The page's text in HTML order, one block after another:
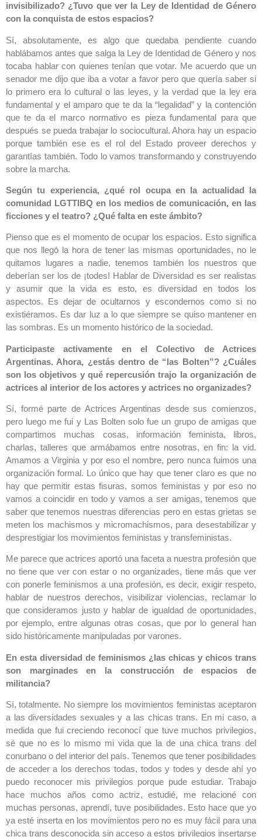
invisibilizado? ¿Tuvo que ver la Ley de Identidad de Género
con la conquista de estos espacios?
Sí, absolutamente, es algo que quedaba pendiente cuando
hablábamos antes que salga la Ley de Identidad de Género y nos
tocaba hablar con quienes tenían que votar. Me acuerdo que un
senador me dijo que iba a votar a favor pero que quería saber si
lo primero era lo cultural o las leyes, y la verdad que la ley era
fundamental y el amparo que te da la “legalidad” y la contención
que te da el marco normativo es pieza fundamental para que
después se pueda trabajar lo sociocultural. Ahora hay un espacio
porque también ese es el rol del Estado proveer derechos y
garantías también. Todo lo vamos transformando y construyendo
sobre la marcha.
Según tu experiencia, ¿qué rol ocupa en la actualidad la
comunidad LGTTIBQ en los medios de comunicación, en las
ficciones y el teatro? ¿Qué falta en este ámbito?
Pienso que es el momento de ocupar los espacios. Esto significa
que nos llegó la hora de tener las mismas oportunidades, no le
quitamos lugares a nadie, tenemos también los nuestros que
deberían ser los de ¡todes! Hablar de Diversidad es ser realistas
y asumir que la vida es esto, es diversidad en todos los
aspectos. Es dejar de ocultarnos y escondernos como si no
existiéramos. Es dar luz a lo que siempre se quiso mantener en
las sombras. Es un momento histórico de la sociedad.
Participaste activamente en el Colectivo de Actrices
Argentinas. Ahora, ¿estás dentro de “las Bolten”? ¿Cuáles
son los objetivos y qué repercusión trajo la organización de
actrices al interior de los actores y actrices no organizades?
Sí, formé parte de Actrices Argentinas desde sus comienzos,
pero luego me fui y Las Bolten solo fue un grupo de amigas que
compartimos muchas cosas, información feminista, libros,
charlas, talleres que armábamos entre nosotras, en fin: la vid.
Amamos a Virginia y por eso el nombre, pero nunca fuimos una
organización formal. Lo único que hay que tener claro es que no
hay que permitir estas fisuras, somos feministas y por eso no
vamos a coincidir en todo y vamos a ser amigas, tenemos que
saber que tenemos nuestras diferencias pero en estas grietas se
meten los machismos y micromachismos, para desestabilizar y
desprestigiar los movimientos feministas y transfeministas.
Me parece que actrices aportó una faceta a nuestra profesión que
no tiene que ver con estar o no organizades, tiene más que ver
con ponerle feminismos a una profesión, es decir, exigir respeto,
hablar de nuestros derechos, visibilizar violencias, reclamar lo
que consideramos justo y hablar de igualdad de oportunidades,
por ejemplo, entre algunas otras cosas, que por lo general han
sido históricamente manipuladas por varones.
En esta diversidad de feminismos ¿las chicas y chicos trans
son marginades en la construcción de espacios de
militancia?
Sí, totalmente. No siempre los movimientos feministas aceptaron
a las diversidades sexuales y a las chicas trans. En mi caso, a
medida que fui creciendo reconocí que tuve muchos privilegios,
sé que no es lo mismo mi vida que la de una chica trans del
conurbano o del interior del país. Tenemos que tener posibilidades
de acceder a los derechos todas, todos y todes y desde ahí yo
puedo reconocer mis privilegios porque pude estudiar. Trabajo
hace muchos años como actriz, estudié, me relacioné con
muchas personas, aprendí, tuve posibilidades. Esto hace que yo
ya esté inserta en los movimientos pero no es muy fácil para una
chica trans desconocida sin acceso a estos privilegios insertarse